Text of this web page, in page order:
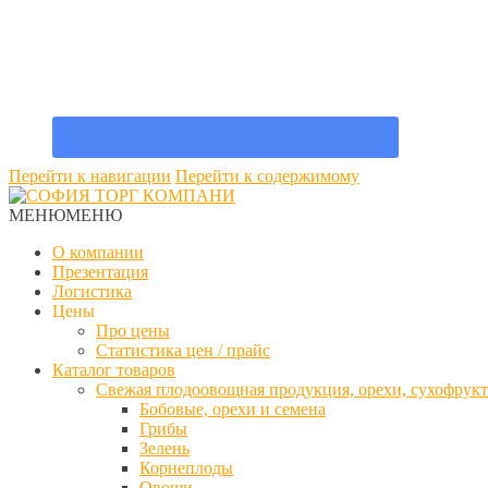
Перейти к навигации Перейти к содержимому
МЕНЮМЕНЮ
О компании
Презентация
Логистика
Цены
Про цены
Статистика цен / прайс
Каталог товаров
Свежая плодоовощная продукция, орехи,
Бобовые, орехи и семена
Грибы
Зелень
Корнеплоды